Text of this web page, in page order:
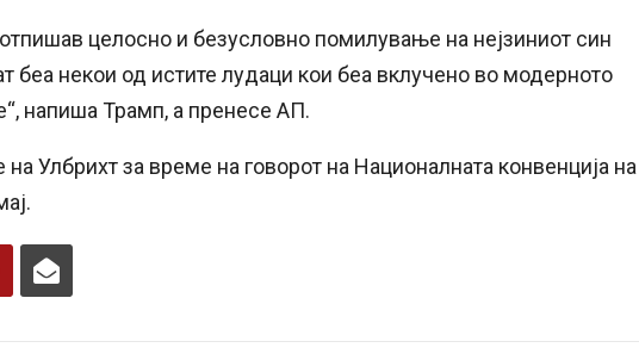
целосно и безусловно помилување на нејзиниот син
беа некои од истите лудаци кои беа вклучено во модерното
напиша Трамп, а пренесе АП.
Улбрихт за време на говорот на Националната конвенција на